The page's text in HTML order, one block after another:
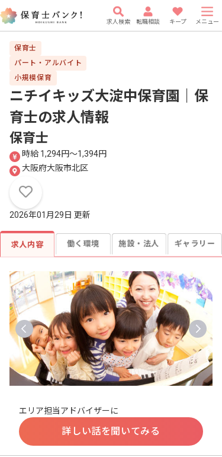
求人検索 転職相談 キープ メニュー
保育士
パート・アルバイト
小規模保育
ニチイキッズ大淀中保育園｜保
育士の求人情報
保育士
時給 1,294円〜1,394円
大阪府大阪市北区
2026年01月29日 更新
求人内容 働く環境 施設・法人 ギャラリー
エリア担当アドバイザーに
詳しい話を聞いてみる